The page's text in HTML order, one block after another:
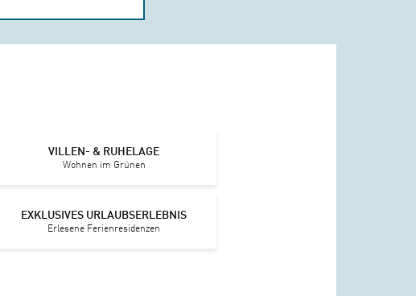
VILLEN- & RUHELAGE
Wohnen im Grünen
EXKLUSIVES URLAUBSERLEBNIS
Erlesene Ferienresidenzen